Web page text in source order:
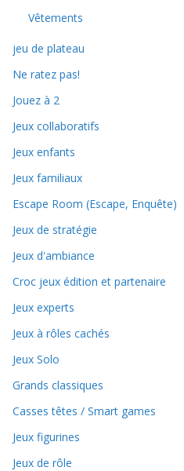
Vêtements
jeu de plateau
Ne ratez pas!
Jouez à 2
Jeux collaboratifs
Jeux enfants
Jeux familiaux
Escape Room (Escape, Enquête)
Jeux de stratégie
Jeux d'ambiance
Croc jeux édition et partenaire
Jeux experts
Jeux à rôles cachés
Jeux Solo
Grands classiques
Casses têtes / Smart games
Jeux figurines
Jeux de rôle